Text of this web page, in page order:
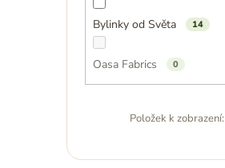
Bylinky od Světa 14
Oasa Fabrics 0
Položek k zobrazení: